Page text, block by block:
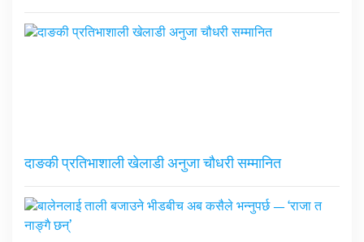
दाङकी प्रतिभाशाली खेलाडी अनुजा चौधरी सम्मानित